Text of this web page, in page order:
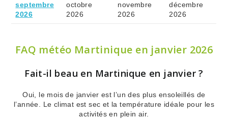
septembre
2026
octobre
2026
novembre
2026
décembre
2026
FAQ météo Martinique en janvier 2026
Fait-il beau en Martinique en janvier ?
Oui, le mois de janvier est l’un des plus ensoleillés de
l’année. Le climat est sec et la température idéale pour les
activités en plein air.